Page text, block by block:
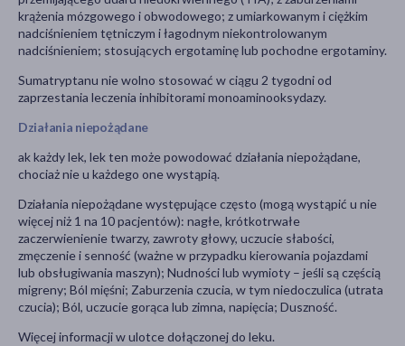
krążenia mózgowego i obwodowego; z umiarkowanym i ciężkim
nadciśnieniem tętniczym i łagodnym niekontrolowanym
nadciśnieniem; stosujących ergotaminę lub pochodne ergotaminy.
Sumatryptanu nie wolno stosować w ciągu 2 tygodni od
zaprzestania leczenia inhibitorami monoaminooksydazy.
Działania niepożądane
ak każdy lek, lek ten może powodować działania niepożądane,
chociaż nie u każdego one wystąpią.
Działania niepożądane występujące często (mogą wystąpić u nie
więcej niż 1 na 10 pacjentów): nagłe, krótkotrwałe
zaczerwienienie twarzy, zawroty głowy, uczucie słabości,
zmęczenie i senność (ważne w przypadku kierowania pojazdami
lub obsługiwania maszyn); Nudności lub wymioty – jeśli są częścią
migreny; Ból mięśni; Zaburzenia czucia, w tym niedoczulica (utrata
czucia); Ból, uczucie gorąca lub zimna, napięcia; Duszność.
Więcej informacji w ulotce dołączonej do leku.